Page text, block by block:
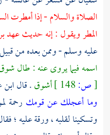
الصلاة والسلام - إذا أمطرت
المطر ويقول : إنه حديث عهد
عليه وسلم - وممن بعده من
اسمه فيما يروى عنه : طال شوق
[ص: أشوق. قال
وما أعجلك عن قومك رحمة
وتسكينا لقلبه ، ورقة عليه ؛